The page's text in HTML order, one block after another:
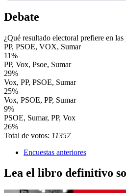
Debate
¿Qué resultado electoral prefiere en
PP, PSOE, VOX, Sumar
11%
PP, Vox, Psoe, Sumar
29%
Vox, PP, PSOE, Sumar
25%
Vox, PSOE, PP, Sumar
9%
PSOE, Sumar, PP, Vox
26%
Total de votos: 11357
Encuestas anteriores
Lea el libro definitivo